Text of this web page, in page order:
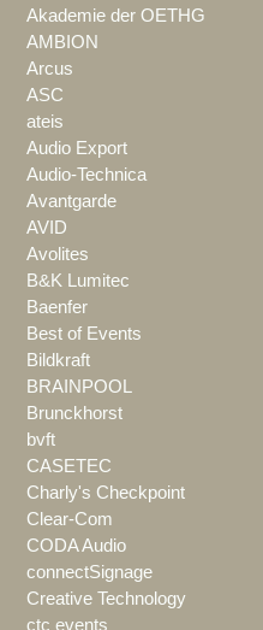
Akademie der OETHG
AMBION
Arcus
ASC
ateis
Audio Export
Audio-Technica
Avantgarde
AVID
Avolites
B&K Lumitec
Baenfer
Best of Events
Bildkraft
BRAINPOOL
Brunckhorst
bvft
CASETEC
Charly's Checkpoint
Clear-Com
CODA Audio
connectSignage
Creative Technology
ctc events